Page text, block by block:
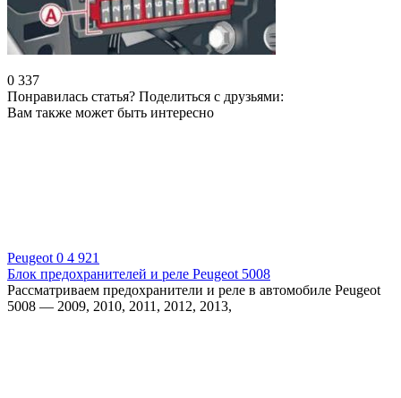
0 337
Понравилась статья? Поделиться с друзьями:
Вам также может быть интересно
Peugeot 0 4 921
Блок предохранителей и реле Peugeot 5008
Рассматриваем предохранители и реле в автомобиле Peugeot
5008 — 2009, 2010, 2011, 2012, 2013,